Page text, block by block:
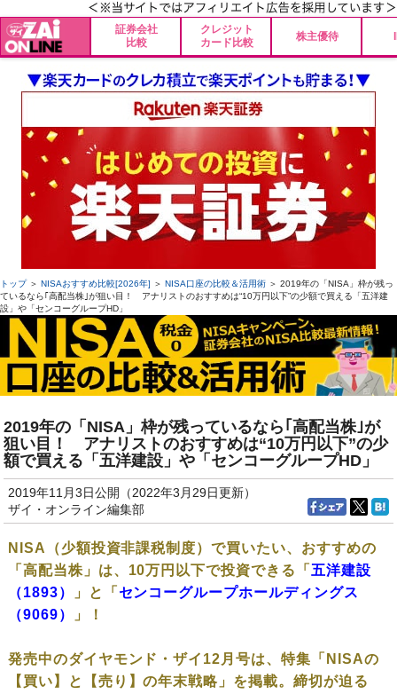
証券会社
比較
クレジット
カード比較
株主優待
トップ＞ NISAおすすめ比較[2026年] ＞ NISA口座の比較＆活用術 ＞ 2019年の「NISA」枠が残っ
ているなら｢高配当株｣が狙い目！ アナリストのおすすめは“10万円以下”の少額で買える「五洋建
設」や「センコーグループHD」
2019年の「NISA」枠が残っているなら｢高配当株｣が
狙い目！ アナリストのおすすめは“10万円以下”の少
額で買える「五洋建設」や「センコーグループHD」
2019年11月3日公開（2022年3月29日更新）
ザイ・オンライン編集部
NISA（少額投資非課税制度）で買いたい、おすすめの
「高配当株」は、10万円以下で投資できる「 五洋建設
（1893）
」と「 センコーグループホールディングス
（9069）
」！
発売中のダイヤモンド・ザイ12月号は、特集「NISAの
【買い】と【売り】の年末戦略」を掲載。締切が迫る